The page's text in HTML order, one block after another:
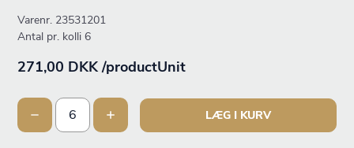
Varenr. 23531201
Antal pr. kolli 6
271,00 DKK /productUnit
LÆG I KURV